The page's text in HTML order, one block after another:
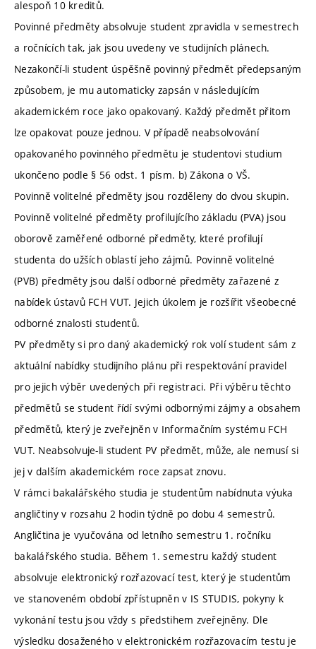
alespoň 10 kreditů.
Povinné předměty absolvuje student zpravidla v semestrech
a ročnících tak, jak jsou uvedeny ve studijních plánech.
Nezakončí-li student úspěšně povinný předmět předepsaným
způsobem, je mu automaticky zapsán v následujícím
akademickém roce jako opakovaný. Každý předmět přitom
lze opakovat pouze jednou. V případě neabsolvování
opakovaného povinného předmětu je studentovi studium
ukončeno podle § 56 odst. 1 písm. b) Zákona o VŠ.
Povinně volitelné předměty jsou rozděleny do dvou skupin.
Povinně volitelné předměty profilujícího základu (PVA) jsou
oborově zaměřené odborné předměty, které profilují
studenta do užších oblastí jeho zájmů. Povinně volitelné
(PVB) předměty jsou další odborné předměty zařazené z
nabídek ústavů FCH VUT. Jejich úkolem je rozšířit všeobecné
odborné znalosti studentů.
PV předměty si pro daný akademický rok volí student sám z
aktuální nabídky studijního plánu při respektování pravidel
pro jejich výběr uvedených při registraci. Při výběru těchto
předmětů se student řídí svými odbornými zájmy a obsahem
předmětů, který je zveřejněn v Informačním systému FCH
VUT. Neabsolvuje-li student PV předmět, může, ale nemusí si
jej v dalším akademickém roce zapsat znovu.
V rámci bakalářského studia je studentům nabídnuta výuka
angličtiny v rozsahu 2 hodin týdně po dobu 4 semestrů.
Angličtina je vyučována od letního semestru 1. ročníku
bakalářského studia. Během 1. semestru každý student
absolvuje elektronický rozřazovací test, který je studentům
ve stanoveném období zpřístupněn v IS STUDIS, pokyny k
vykonání testu jsou vždy s předstihem zveřejněny. Dle
výsledku dosaženého v elektronickém rozřazovacím testu je